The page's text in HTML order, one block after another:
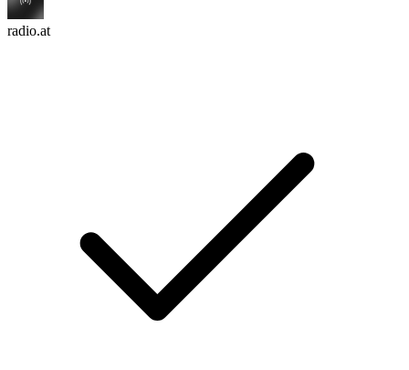
radio.at